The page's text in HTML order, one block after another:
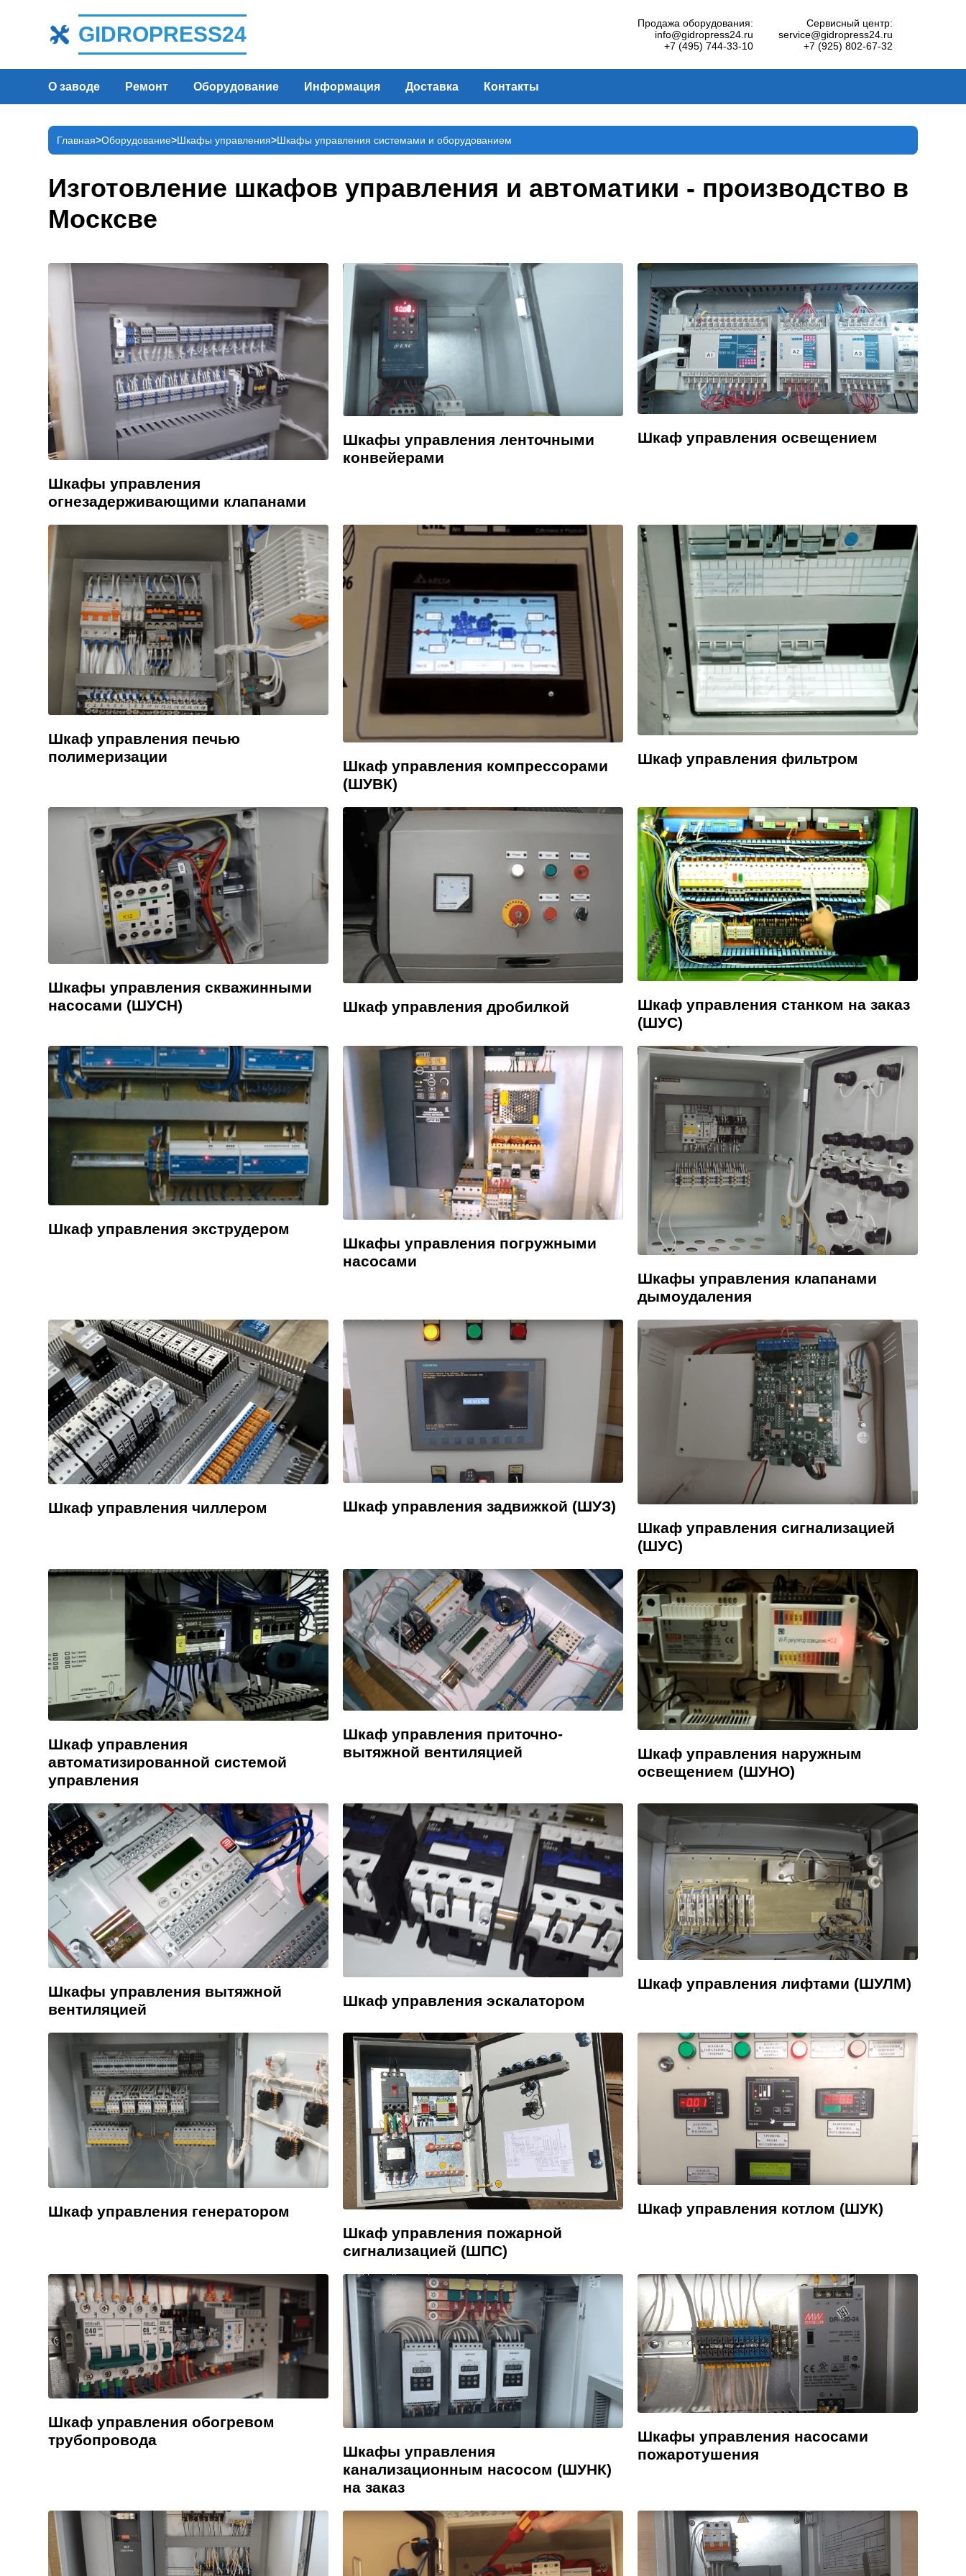
GIDROPRESS24
Продажа оборудования:
info@gidropress24.ru
+7 (495) 744-33-10
Сервисный центр:
service@gidropress24.ru
+7 (925) 802-67-32
О заводе Ремонт Оборудование Информация Доставка Контакты
Главная Оборудование Шкафы управления Шкафы управления системами и оборудованием
Изготовление шкафов управления и автоматики - производство в
Москсве
Шкафы управления
огнезадерживающими клапанами
Шкафы управления ленточными
конвейерами
Шкаф управления освещением
Шкаф управления печью
полимеризации
Шкаф управления компрессорами
(ШУВК)
Шкаф управления фильтром
Шкафы управления скважинными
насосами (ШУСН)
Шкаф управления дробилкой
Шкаф управления станком на заказ
(ШУС)
Шкаф управления экструдером
Шкафы управления погружными
насосами
Шкафы управления клапанами
дымоудаления
Шкаф управления чиллером
Шкаф управления задвижкой (ШУЗ)
Шкаф управления сигнализацией
(ШУС)
Шкаф управления
автоматизированной системой
управления
Шкаф управления приточно-
вытяжной вентиляцией
Шкаф управления наружным
освещением (ШУНО)
Шкафы управления вытяжной
вентиляцией
Шкаф управления эскалатором
Шкаф управления лифтами (ШУЛМ)
Шкаф управления генератором
Шкаф управления пожарной
сигнализацией (ШПС)
Шкаф управления котлом (ШУК)
Шкаф управления обогревом
трубопровода
Шкафы управления
канализационным насосом (ШУНК)
на заказ
Шкафы управления насосами
пожаротушения